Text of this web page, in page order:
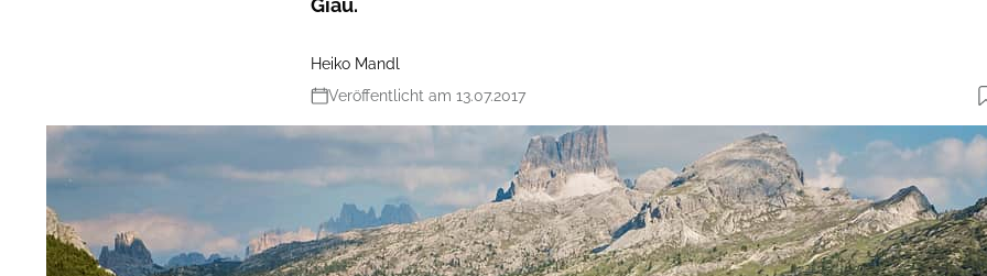
Giau.
Heiko Mandl
Veröffentlicht am 13.07.2017